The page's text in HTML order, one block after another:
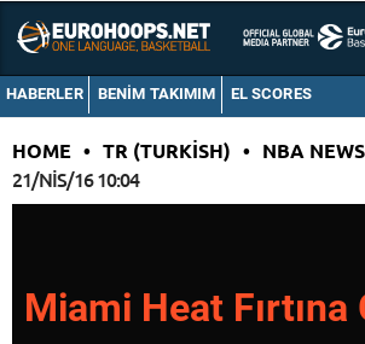
HABERLER BENIM TAKIMIM EL SCORES
HOME • TR (TURKISH) • NBA NEWS
21/NIS/16 10:04
Miami Heat Fırtına